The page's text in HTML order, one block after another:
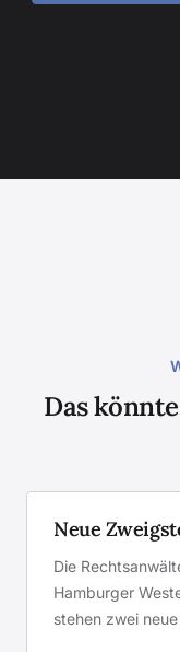
Das
Neue
Die
Hamburger
stehen zwei